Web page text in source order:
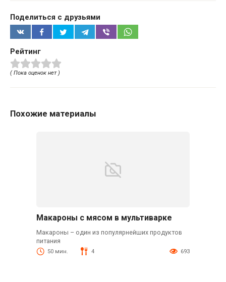
Поделиться с друзьями
Рейтинг
( Пока оценок нет )
Похожие материалы
Макароны с мясом в мультиварке
Макароны – один из популярнейших продуктов
питания
50 мин. 4 693